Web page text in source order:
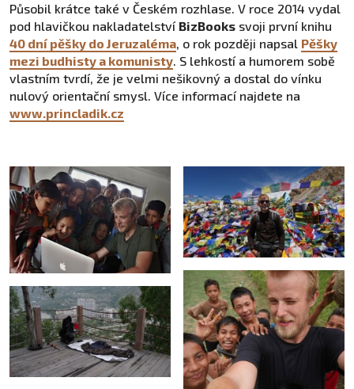
Působil krátce také v Českém rozhlase. V roce 2014 vydal
pod hlavičkou nakladatelství BizBooks svoji první knihu
40 dní pěšky do Jeruzaléma, o rok později napsal Pěšky
mezi budhisty a komunisty. S lehkostí a humorem sobě
vlastním tvrdí, že je velmi nešikovný a dostal do vínku
nulový orientační smysl. Více informací najdete na
www.princladik.cz